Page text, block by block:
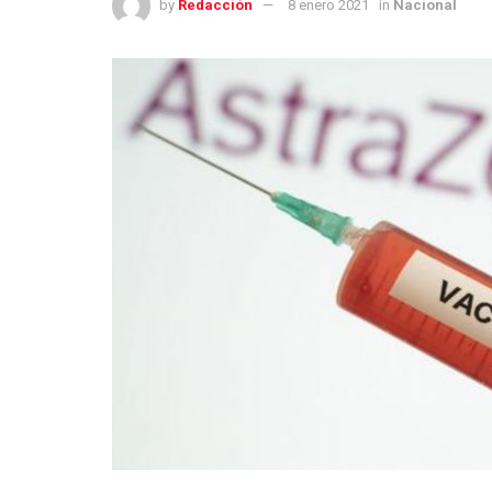
by Redacción 8 enero 2021 in Nacional